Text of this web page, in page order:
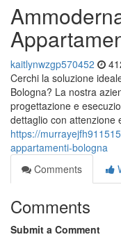
kaitlynwzgp570452
Cerchi la soluzione
Bologna? La nostra
progettazione e
dettaglio con attenzione
https://
appartamenti-bologna
Comments
Comments
Submit a Comment